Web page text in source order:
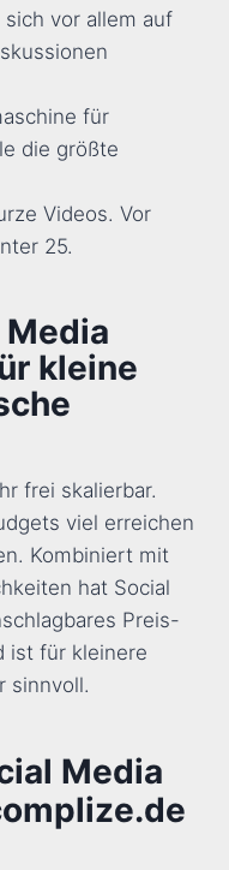
vor allem auf
für
die größte
Videos. Vor
25.
kleine
frei skalierbar.
viel erreichen
Kombiniert mit
hat Social
Preis-
ist für kleinere
sinnvoll.
Media